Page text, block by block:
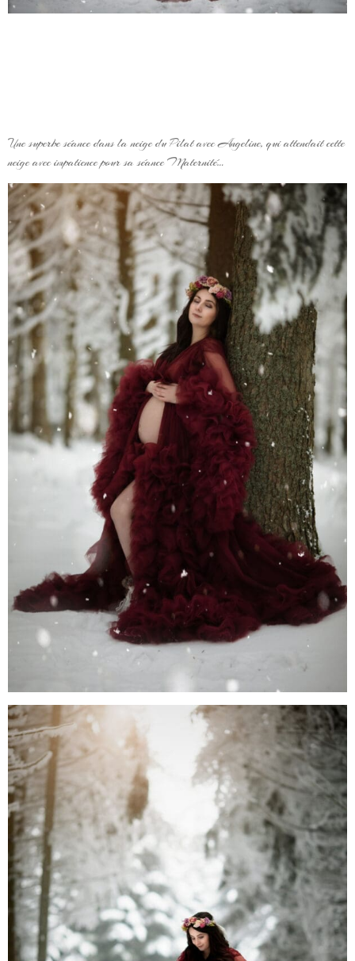
Une superbe séance dans la neige du Pilat avec Angeline, qui attendait cette
neige avec impatience pour sa séance Maternité…